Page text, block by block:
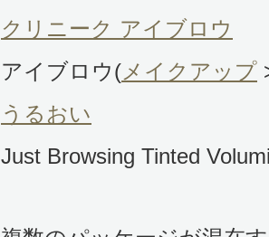
クリニーク アイブロウ
アイブロウ(メイクアップ
うるおい
Just Browsing Tinted